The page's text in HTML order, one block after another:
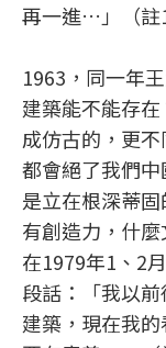
再一進…」（註
1963，同一年
建築能不能存
成仿古的，更
都會絕了我們
是立在根深蒂
有創造力，什
在1979年1、2
段話：「我以
建築，現在我